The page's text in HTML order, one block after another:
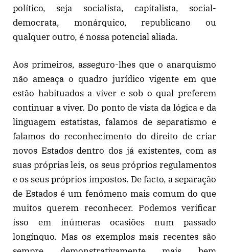
político, seja socialista, capitalista, social-
democrata, monárquico, republicano ou
qualquer outro, é nossa potencial aliada.
Aos primeiros, asseguro-lhes que o anarquismo
não ameaça o quadro jurídico vigente em que
estão habituados a viver e sob o qual preferem
continuar a viver. Do ponto de vista da lógica e da
linguagem estatistas, falamos de separatismo e
falamos do reconhecimento do direito de criar
novos Estados dentro dos já existentes, com as
suas próprias leis, os seus próprios regulamentos
e os seus próprios impostos. De facto, a separação
de Estados é um fenómeno mais comum do que
muitos querem reconhecer. Podemos verificar
isso em inúmeras ocasiões num passado
longínquo. Mas os exemplos mais recentes são